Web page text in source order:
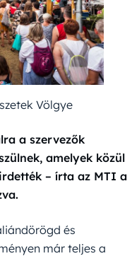
Völgye
a szervezők
amelyek közül
– írta az MTI a
és
már teljes a